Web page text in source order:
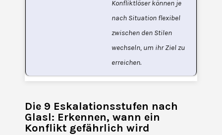
Konfliktlöser können je
nach Situation flexibel
zwischen den Stilen
wechseln, um ihr Ziel zu
erreichen.
Die 9 Eskalationsstufen nach
Glasl: Erkennen, wann ein
Konflikt gefährlich wird